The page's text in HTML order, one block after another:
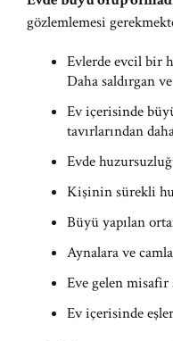
gözlemlemesi
Evlerde evcil bir
Daha saldırgan
Ev içerisinde
tavırlarından
Evde
Kişinin sürekli
Büyü yapılan
Aynalara ve
Eve gelen misafir
Ev içerisinde